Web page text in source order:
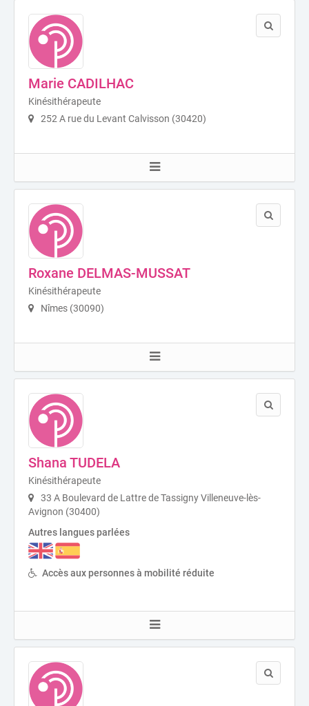
Marie CADILHAC
Kinésithérapeute
252 A rue du Levant Calvisson (30420)
Roxane DELMAS-MUSSAT
Kinésithérapeute
Nîmes (30090)
Shana TUDELA
Kinésithérapeute
33 A Boulevard de Lattre de Tassigny Villeneuve-lès-
Avignon (30400)
Autres langues parlées
Accès aux personnes à mobilité réduite